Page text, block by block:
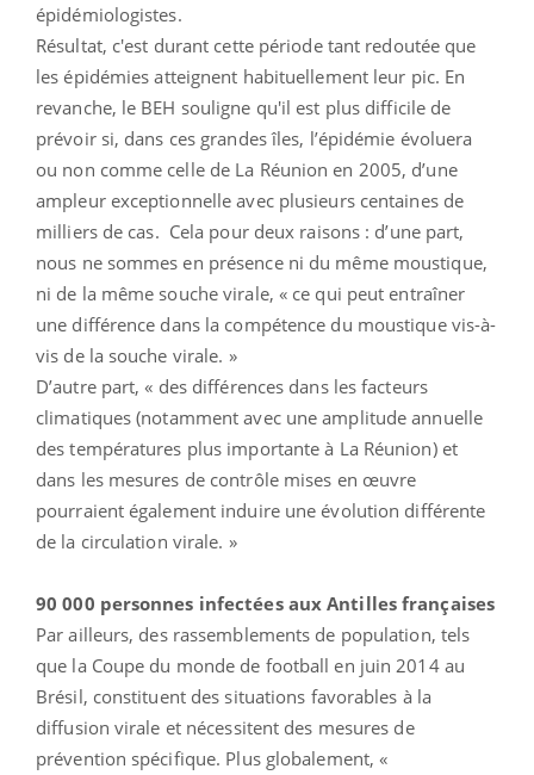
épidémiologistes.
Résultat, c'est durant cette période tant redoutée que
les épidémies atteignent habituellement leur pic. En
revanche, le BEH souligne qu'il est plus difficile de
prévoir si, dans ces grandes îles, l’épidémie évoluera
ou non comme celle de La Réunion en 2005, d’une
ampleur exceptionnelle avec plusieurs centaines de
milliers de cas. Cela pour deux raisons : d’une part,
nous ne sommes en présence ni du même moustique,
ni de la même souche virale, « ce qui peut entraîner
une différence dans la compétence du moustique vis-à-
vis de la souche virale. »
D’autre part, « des différences dans les facteurs
climatiques (notamment avec une amplitude annuelle
des températures plus importante à La Réunion) et
dans les mesures de contrôle mises en œuvre
pourraient également induire une évolution différente
de la circulation virale. »
90 000 personnes infectées aux Antilles françaises
Par ailleurs, des rassemblements de population, tels
que la Coupe du monde de football en juin 2014 au
Brésil, constituent des situations favorables à la
diffusion virale et nécessitent des mesures de
prévention spécifique. Plus globalement, «